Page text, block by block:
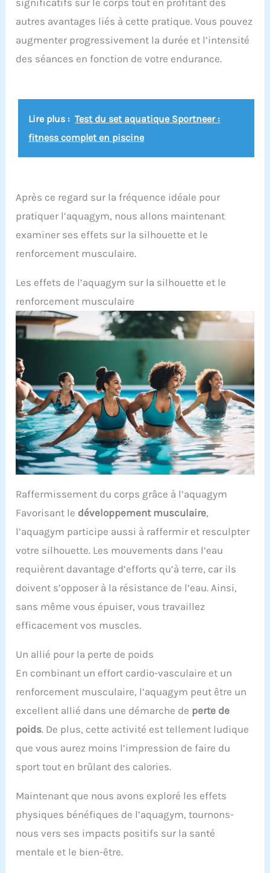
significatifs sur le corps tout en profitant des
autres avantages liés à cette pratique. Vous pouvez
augmenter progressivement la durée et l’intensité
des séances en fonction de votre endurance.
Lire plus : Test du set aquatique Sportneer :
fitness complet en piscine
Après ce regard sur la fréquence idéale pour
pratiquer l’aquagym, nous allons maintenant
examiner ses effets sur la silhouette et le
renforcement musculaire.
Les effets de l’aquagym sur la silhouette et le
renforcement musculaire
Raffermissement du corps grâce à l’aquagym
Favorisant le développement musculaire,
l’aquagym participe aussi à raffermir et resculpter
votre silhouette. Les mouvements dans l’eau
requièrent davantage d’efforts qu’à terre, car ils
doivent s’opposer à la résistance de l’eau. Ainsi,
sans même vous épuiser, vous travaillez
efficacement vos muscles.
Un allié pour la perte de poids
En combinant un effort cardio-vasculaire et un
renforcement musculaire, l’aquagym peut être un
excellent allié dans une démarche de perte de
poids. De plus, cette activité est tellement ludique
que vous aurez moins l’impression de faire du
sport tout en brûlant des calories.
Maintenant que nous avons exploré les effets
physiques bénéfiques de l’aquagym, tournons-
nous vers ses impacts positifs sur la santé
mentale et le bien-être.